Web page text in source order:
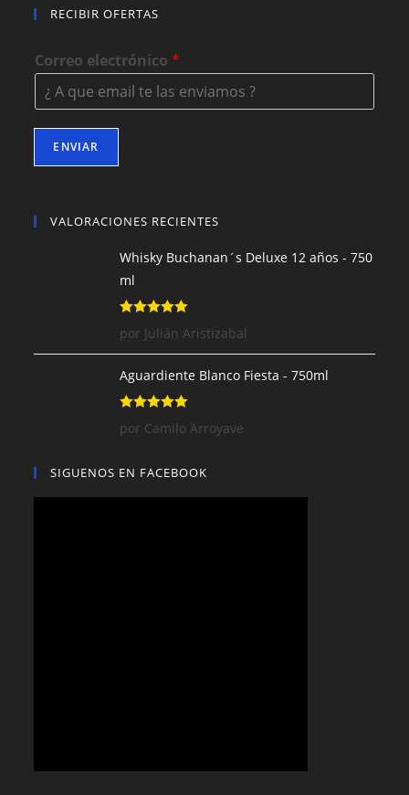
RECIBIR OFERTAS
Correo electrónico*
ENVIAR
VALORACIONES RECIENTES
Whisky Buchanan´s Deluxe 12 años - 750
ml
Valorado con
por Julián Aristizabal
Aguardiente Blanco Fiesta - 750ml
Valorado con
por Camilo Arroyave
SIGUENOS EN FACEBOOK